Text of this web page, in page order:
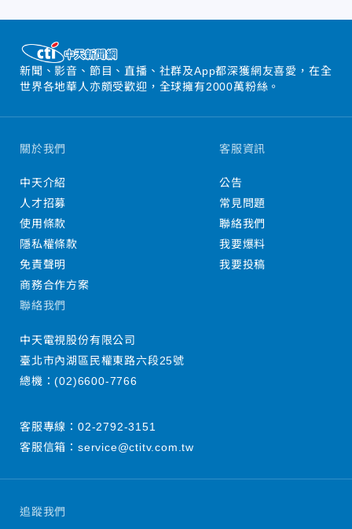
新聞、影音、節目、直播、社群及App都深獲網友喜愛，在全
世界各地華人亦頗受歡迎，全球擁有2000萬粉絲。
追蹤我們
關於我們
中天介紹
人才招募
使用條款
隱私權條款
免責聲明
商務合作方案
客服資訊
公告
常見問題
聯絡我們
我要爆料
我要投稿
聯絡我們
中天電視股份有限公司
臺北市內湖區民權東路六段25號
總機：(02)6600-7766
客服專線： 02-2792-3151
客服信箱： service@ctitv.com.tw